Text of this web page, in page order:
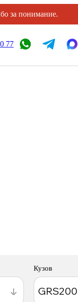
за понимание.
77
Кузов